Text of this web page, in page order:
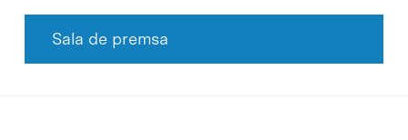
Sala de premsa